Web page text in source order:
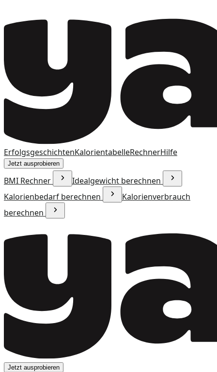
ErfolgsgeschichtenKalorientabelleRechnerHilfe
Jetzt ausprobieren
BMI Rechner
Idealgewicht berechnen
Kalorienbedarf berechnen
Kalorienverbrauch
berechnen
Jetzt ausprobieren